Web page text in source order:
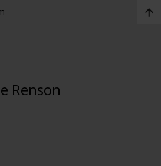
Renson